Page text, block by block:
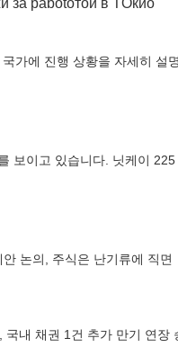
가에 진행 상황을 자세히 설
보이고 있습니다. 닛케이
논의, 주식은 난기류에 직면
국내 채권 1건 추가 만기 연장